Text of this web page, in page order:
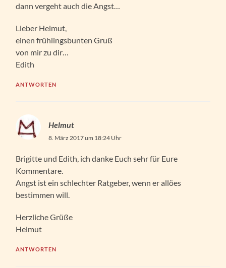
dann vergeht auch die Angst…
Lieber Helmut,
einen frühlingsbunten Gruß
von mir zu dir…
Edith
ANTWORTEN
Helmut
8. März 2017 um 18:24 Uhr
Brigitte und Edith, ich danke Euch sehr für Eure
Kommentare.
Angst ist ein schlechter Ratgeber, wenn er allöes
bestimmen will.
Herzliche Grüße
Helmut
ANTWORTEN